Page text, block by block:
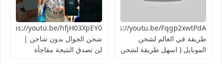
https://youtu.be/Fqgp2xwtPdAأغرب
طريقة في العالم لشحن
الموبايل ( اسهل طريقة لشحن
شحن الجوال بدون شاحن |
لن تصدق النتيجة مفاجأة